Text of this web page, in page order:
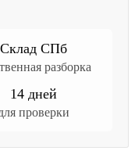
Склад СПб
разборка
14 дней
проверки